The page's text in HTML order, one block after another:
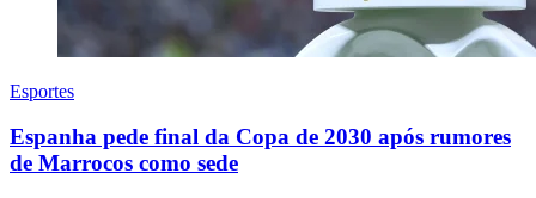
Esportes
Espanha pede final da Copa de 2030 após rumores
de Marrocos como sede